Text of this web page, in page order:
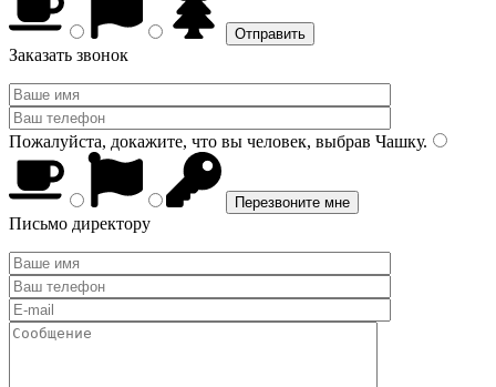
Заказать звонок
Пожалуйста, докажите, что вы человек, выбрав Чашку.
Письмо директору